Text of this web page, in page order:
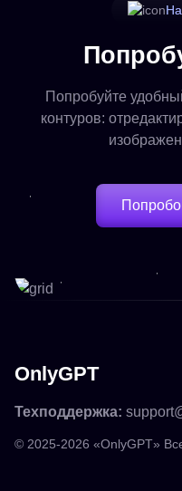
Попробуйте
контуров:
OnlyGPT
Техподдержка:
© 2025-2026 «OnlyGPT»